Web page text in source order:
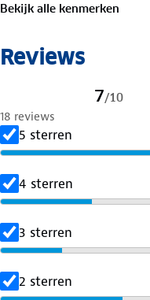
Bekijk alle kenmerken
Reviews
7/10
18 reviews
5 sterren
4 sterren
3 sterren
2 sterren